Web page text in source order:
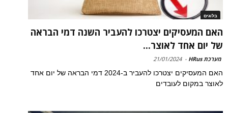
בלוגים
האם המעסיקים יצטרכו להעביר השנה דמי הבראה
של יום אחד לאוצר...
מערכת HRus -
21/01/2024
האם המעסיקים יצטרכו להעביר ב-2024 דמי הבראה של יום אחד
לאוצר במקום לעובדים